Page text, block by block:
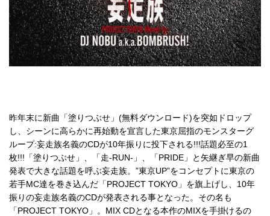
昨年末に新曲「塗りつぶせ」(無料ダウンロード)を突如ドロップ
し、シーンに高らかに再始動を宣言した東京屈指のモンスターグ
ループ:妄走族名義のCDが10年振りに投下される!!!話題必至の1
枚!!!「塗りつぶせ」、「走-RUN-」、「PRIDE」と矢継ぎ早の新曲
発表で大きな話題を呼ぶ妄走族。”東京UP”をコンセプトに東京の
若手MC達を巻き込んだ「PROJECT TOKYO」を旗上げし、10年
振りの妄走族名義のCDが発表される事となった。その名も
「PROJECT TOKYO」。MIX CDとなる本作のMIXを手掛けるの